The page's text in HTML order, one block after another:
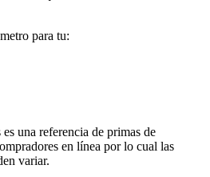
para tu:
una referencia de primas de
en línea por lo cual las
variar.